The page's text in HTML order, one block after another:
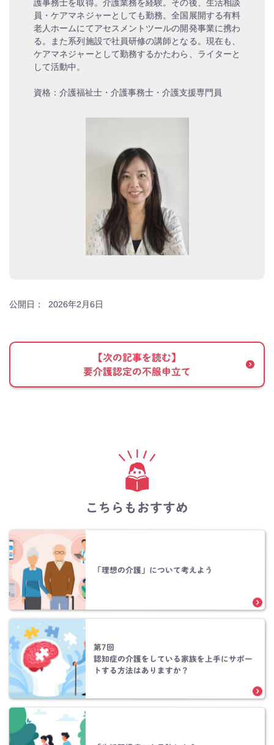
護事務士を取得。介護業務を経験。その後、生活相談
員・ケアマネジャーとしても勤務。全国展開する有料
老人ホームにてアセスメントツールの開発事業に携わ
る。また系列施設で社員研修の講師となる。現在も、
ケアマネジャーとして勤務するかたわら、ライターと
して活動中。
資格：介護福祉士・介護事務士・介護支援専門員
公開日： 2026年2月6日
【次の記事を読む】
要介護認定の不服申立て
こちらもおすすめ
「理想の介護」について考えよう
第7回
認知症の介護をしている家族を上手にサポー
トする方法はありますか？